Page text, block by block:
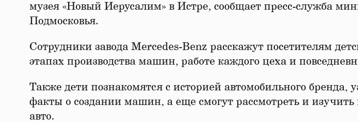
музея «Новый Иерусалим» в Истре, сообщает пресс-служба
Подмосковья.
Сотрудники завода Mercedes-Benz расскажут посетителям
этапах производства машин, работе каждого цеха и
Также дети познакомятся с историей автомобильного бренда,
факты о создании машин, а еще смогут рассмотреть и изучить
авто.